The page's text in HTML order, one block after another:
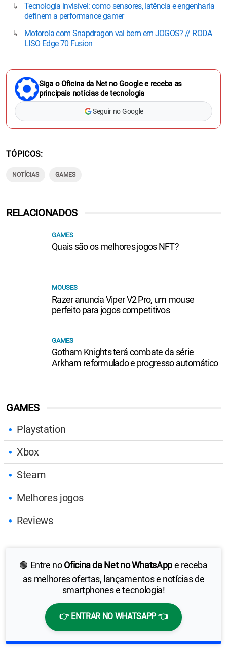
Tecnologia invisível: como sensores, latência e engenharia
definem a performance gamer
Motorola com Snapdragon vai bem em JOGOS? // RODA
LISO Edge 70 Fusion
Siga o Oficina da Net no Google e receba as
principais notícias de tecnologia
Seguir no Google
TÓPICOS
NOTÍCIAS GAMES
GAMES
Playstation
Xbox
Steam
Melhores jogos
Reviews
🟢 Entre noOficina da Net no WhatsAppe receba
as melhores ofertas, lançamentos e notícias de
smartphones e tecnologia!
👉 ENTRAR NO WHATSAPP 👈
RELACIONADOS
GAMES
Quais são os melhores jogos NFT?
MOUSES
Razer anuncia Viper V2 Pro, um mouse
perfeito para jogos competitivos
GAMES
Gotham Knights terá combate da série
Arkham reformulado e progresso automático